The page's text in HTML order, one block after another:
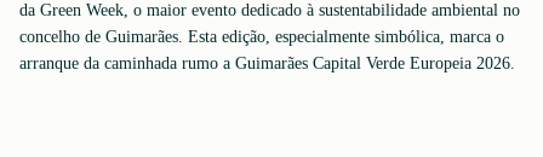
da Green Week, o maior evento dedicado à sustentabilidade ambiental no
concelho de Guimarães. Esta edição, especialmente simbólica, marca o
arranque da caminhada rumo a Guimarães Capital Verde Europeia 2026.